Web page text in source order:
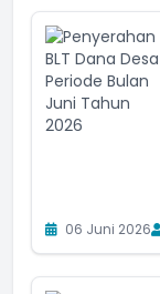
06 Juni 2026